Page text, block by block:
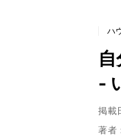
ハ
-
掲載
著者